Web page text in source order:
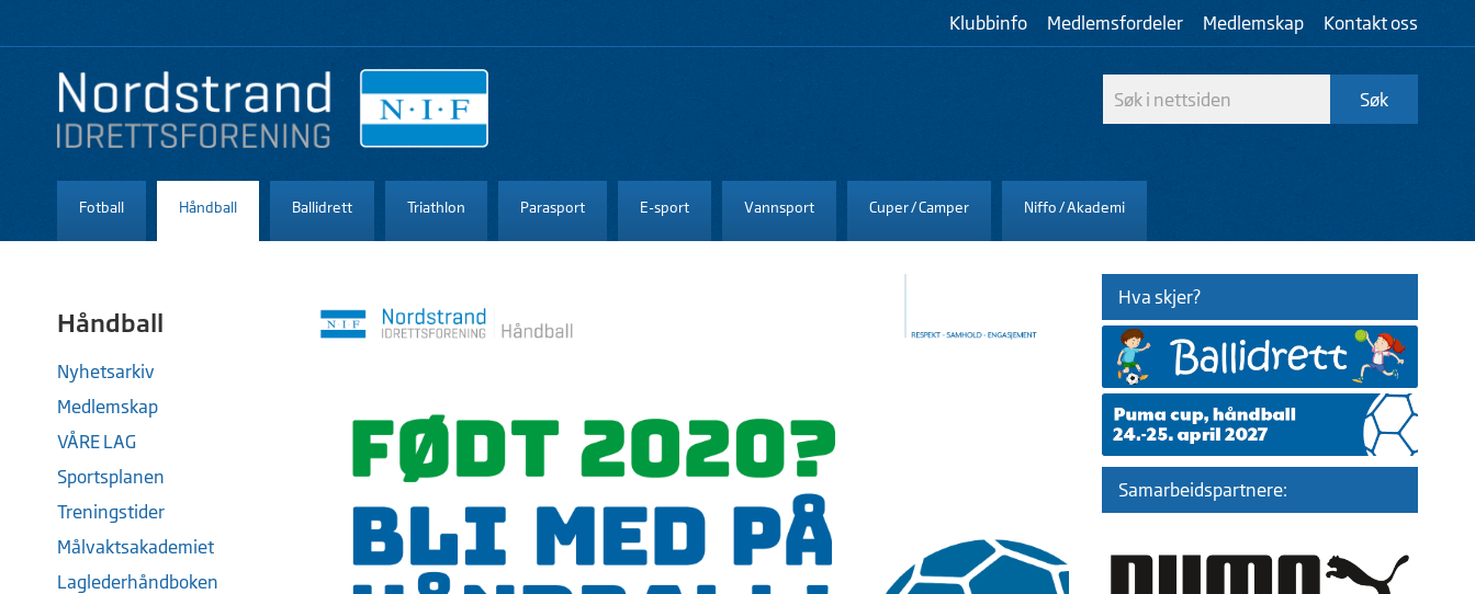
Klubbinfo Medlemsfordeler Medlemskap Kontakt oss
Fotball Håndball Ballidrett Triathlon Parasport E-sport Vannsport Cuper / Camper Niffo / Akademi
Håndball
Nyhetsarkiv
Medlemskap
VÅRE LAG
Sportsplanen
Treningstider
Målvaktsakademiet
Laglederhåndboken
Hva skjer?
Samarbeidspartnere: